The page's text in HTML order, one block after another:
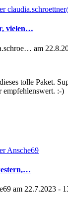
vielen…
am
tolle Paket.
empfehlenswert. :-)
am 22.7.2023 -